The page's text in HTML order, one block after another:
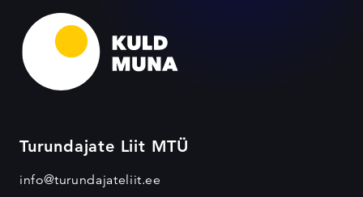
Turundajate Liit MTÜ
info@turundajateliit.ee